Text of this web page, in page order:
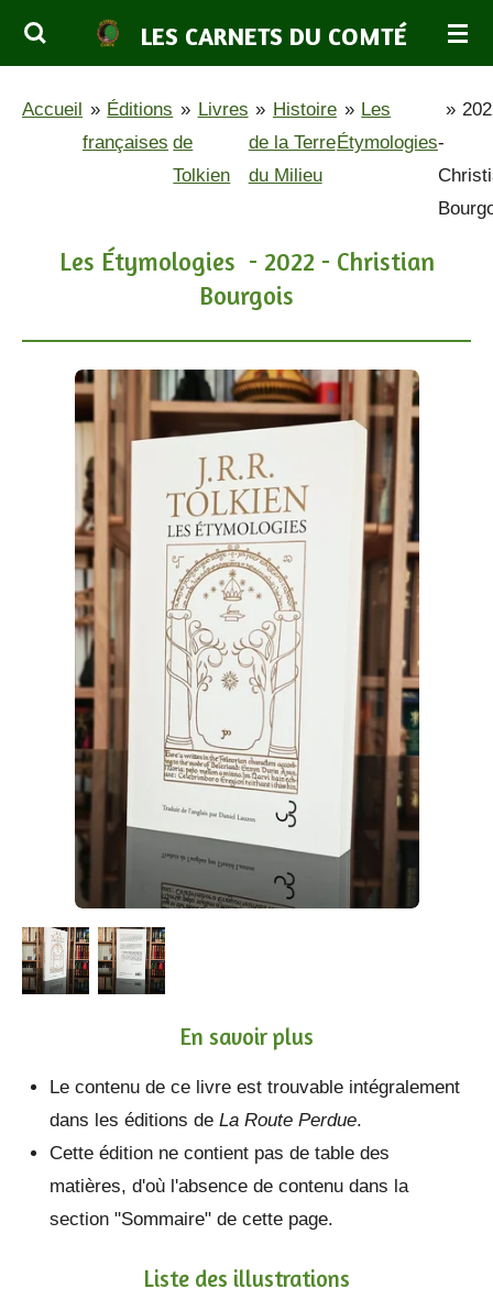
Passer
principal
LES CARNETS DU COMTÉ
Accueil » Éditions
françaises
» Livres
de
Tolkien
» Histoire
de la Terre
du Milieu
» Les
Étymologies
»
-
Les Étymologies - 2022 - Christian
Bourgois
En savoir plus
Le contenu de ce livre est trouvable intégralement
dans les éditions de La Route Perdue.
Cette édition ne contient pas de table des
matières, d'où l'absence de contenu dans la
section "Sommaire" de cette page.
Liste des illustrations